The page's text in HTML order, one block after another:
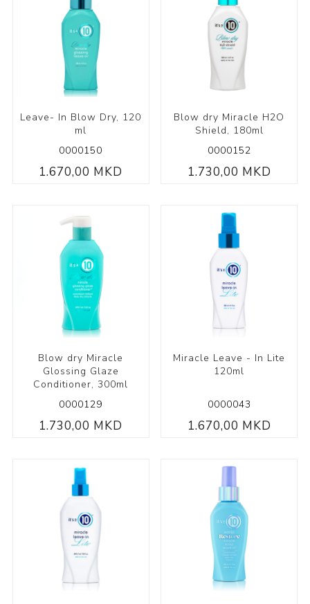
Leave- In Blow Dry, 120
ml
0000150
1.670,00 MKD
Blow dry Miracle H2O
Shield, 180ml
0000152
1.730,00 MKD
Blow dry Miracle
Glossing Glaze
Conditioner, 300ml
0000129
1.730,00 MKD
Miracle Leave - In Lite
120ml
0000043
1.670,00 MKD